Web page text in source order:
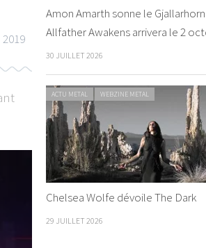
2019
ACTU METAL WEBZINE METAL
Amon Amarth sonne le Gjallarhorn
Allfather Awakens arrivera le 2
30 JUILLET 2026
ACTU METAL WEBZINE METAL
Chelsea Wolfe dévoile The Dark
29 JUILLET 2026